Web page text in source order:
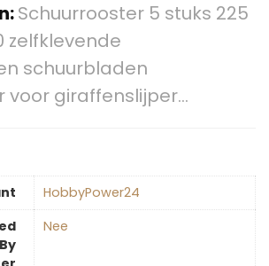
Schuurrooster 5 stuks 225
zelfklevende
schuurbladen
voor giraffenslijper…
‎HobbyPower24
By
‎Nee